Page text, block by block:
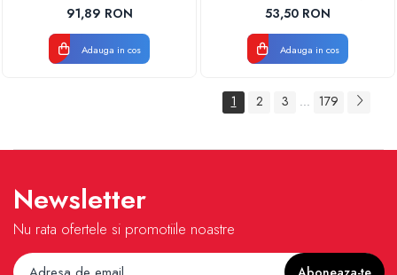
ELECTRICA GRUNDFOS
91,89 RON
Adauga in cos
TB80-100 FIMET
53,50 RON
Adauga in cos
1 2 3 ... 179
Newsletter
Nu rata ofertele si promotiile noastre